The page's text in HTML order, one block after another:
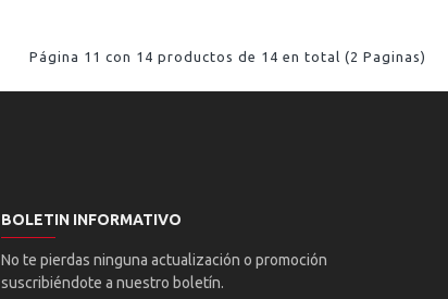
Página 11 con 14 productos de 14 en total (2 Paginas)
BOLETIN INFORMATIVO
No te pierdas ninguna actualización o promoción
suscribiéndote a nuestro boletín.